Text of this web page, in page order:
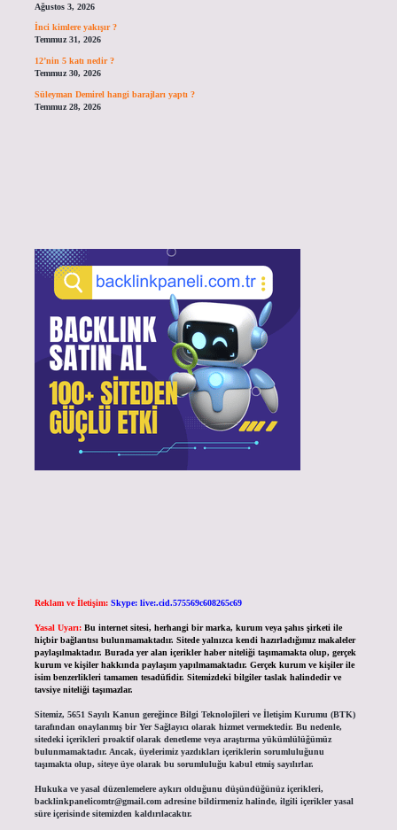
Ağustos 3, 2026
İnci kimlere yakışır ?
Temmuz 31, 2026
12’nin 5 katı nedir ?
Temmuz 30, 2026
Süleyman Demirel hangi barajları yaptı ?
Temmuz 28, 2026
Reklam ve İletişim: Skype: live:.cid.575569c608265c69
Yasal Uyarı: Bu internet sitesi, herhangi bir marka, kurum veya şahıs şirketi ile
hiçbir bağlantısı bulunmamaktadır. Sitede yalnızca kendi hazırladığımız makaleler
paylaşılmaktadır. Burada yer alan içerikler haber niteliği taşımamakta olup, gerçek
kurum ve kişiler hakkında paylaşım yapılmamaktadır. Gerçek kurum ve kişiler ile
isim benzerlikleri tamamen tesadüfidir. Sitemizdeki bilgiler taslak halindedir ve
tavsiye niteliği taşımazlar.
Sitemiz, 5651 Sayılı Kanun gereğince Bilgi Teknolojileri ve İletişim Kurumu (BTK)
tarafından onaylanmış bir Yer Sağlayıcı olarak hizmet vermektedir. Bu nedenle,
sitedeki içerikleri proaktif olarak denetleme veya araştırma yükümlülüğümüz
bulunmamaktadır. Ancak, üyelerimiz yazdıkları içeriklerin sorumluluğunu
taşımakta olup, siteye üye olarak bu sorumluluğu kabul etmiş sayılırlar.
Hukuka ve yasal düzenlemelere aykırı olduğunu düşündüğünüz içerikleri,
backlinkpanelicomtr@gmail.comadresine bildirmeniz halinde, ilgili içerikler yasal
süre içerisinde sitemizden kaldırılacaktır.